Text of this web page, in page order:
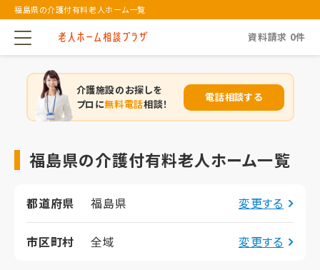
福島県の介護付有料老人ホーム一覧
資料請求 0件
介護施設のお探しを
プロに無料電話相談！
電話相談する
福島県の介護付有料老人ホーム一覧
都道府県 福島県 変更する
市区町村 全域 変更する